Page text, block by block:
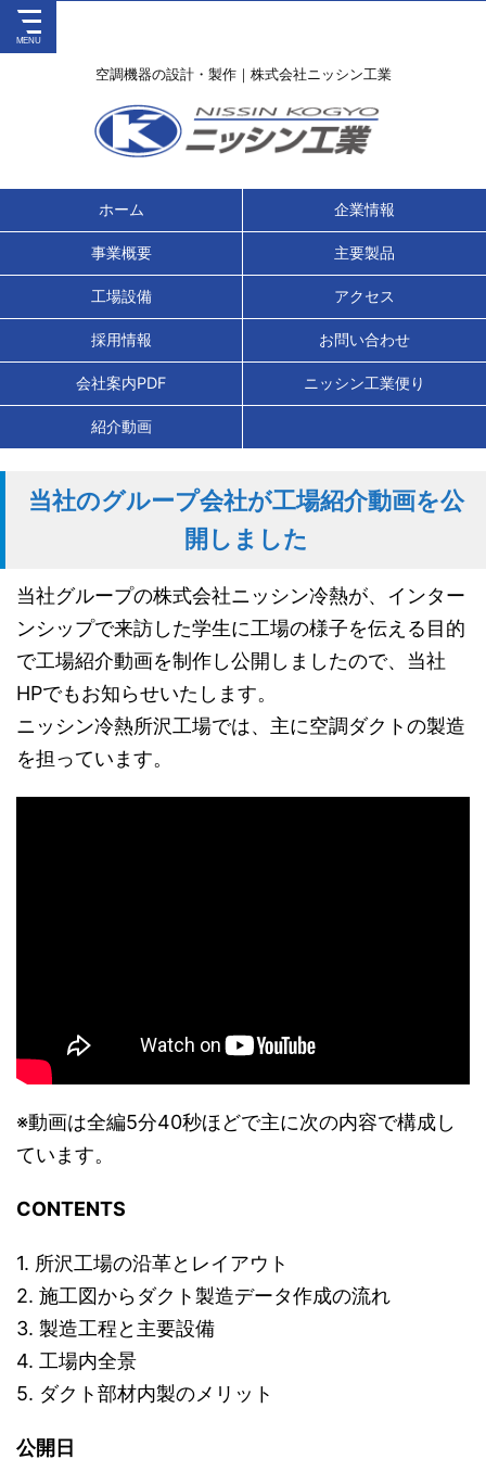
空調機器の設計・製作｜株式会社ニッシン工業
ホーム 企業情報
事業概要 主要製品
工場設備 アクセス
採用情報 お問い合わせ
会社案内PDF ニッシン工業便り
紹介動画
当社のグループ会社が工場紹介動画を公
開しました
当社グループの株式会社ニッシン冷熱が、インター
ンシップで来訪した学生に工場の様子を伝える目的
で工場紹介動画を制作し公開しましたので、当社
HPでもお知らせいたします。
ニッシン冷熱所沢工場では、主に空調ダクトの製造
を担っています。
※動画は全編5分40秒ほどで主に次の内容で構成し
ています。
CONTENTS
1. 所沢工場の沿革とレイアウト
2. 施工図からダクト製造データ作成の流れ
3. 製造工程と主要設備
4. 工場内全景
5. ダクト部材内製のメリット
公開日